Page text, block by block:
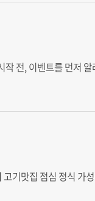
전, 이벤트를 먼저
기맛집 점심 정식 가